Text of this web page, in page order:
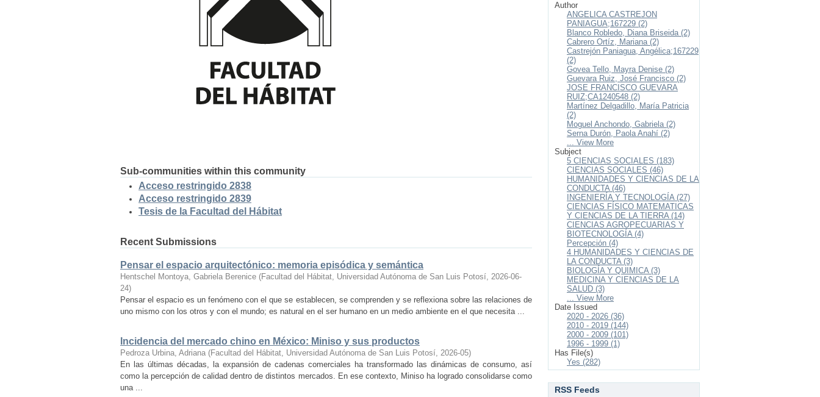
Sub-communities within this community
Acceso restringido 2838
Acceso restringido 2839
Tesis de la Facultad del Hábitat
Recent Submissions
Pensar el espacio arquitectónico: memoria episódica y semántica
Hentschel Montoya, Gabriela Berenice (Facultad del Hábitat, Universidad Autónoma de San Luis Potosí, 2026-06-
24)
Pensar el espacio es un fenómeno con el que se establecen, se comprenden y se reflexiona sobre las relaciones de
uno mismo con los otros y con el mundo; es natural en el ser humano en un medio ambiente en el que necesita ...
Incidencia del mercado chino en México: Miniso y sus productos
Pedroza Urbina, Adriana (Facultad del Hábitat, Universidad Autónoma de San Luis Potosí, 2026-05)
En las últimas décadas, la expansión de cadenas comerciales ha transformado las dinámicas de consumo, así
como la percepción de calidad dentro de distintos mercados. En ese contexto, Miniso ha logrado consolidarse como
una ...
Author
ANGELICA CASTREJON
PANIAGUA;167229 (2)
Blanco Robledo, Diana Briseida (2)
Cabrero Ortíz, Mariana (2)
Castrejón Paniagua, Angélica;167229
(2)
Govea Tello, Mayra Denise (2)
Guevara Ruiz, José Francisco (2)
JOSE FRANCISCO GUEVARA
RUIZ;CA1240548 (2)
Martínez Delgadillo, María Patricia
(2)
Moguel Anchondo, Gabriela (2)
Serna Durón, Paola Anahí (2)
... View More
Subject
5 CIENCIAS SOCIALES (183)
CIENCIAS SOCIALES (46)
HUMANIDADES Y CIENCIAS DE LA
CONDUCTA (46)
INGENIERÍA Y TECNOLOGÍA (27)
CIENCIAS FÍSICO MATEMATICAS
Y CIENCIAS DE LA TIERRA (14)
CIENCIAS AGROPECUARIAS Y
BIOTECNOLOGÍA (4)
Percepción (4)
4 HUMANIDADES Y CIENCIAS DE
LA CONDUCTA (3)
BIOLOGÍA Y QUIMICA (3)
MEDICINA Y CIENCIAS DE LA
SALUD (3)
... View More
Date Issued
2020 - 2026 (36)
2010 - 2019 (144)
2000 - 2009 (101)
1996 - 1999 (1)
Has File(s)
Yes (282)
RSS Feeds